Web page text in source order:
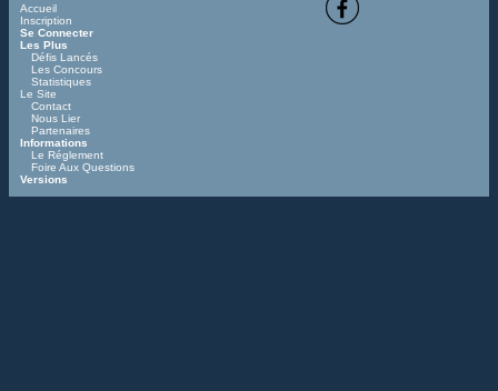
Accueil
Inscription
Se Connecter
Les Plus
Défis Lancés
Les Concours
Statistiques
Le Site
Contact
Nous Lier
Partenaires
Informations
Le Réglement
Foire Aux Questions
Versions